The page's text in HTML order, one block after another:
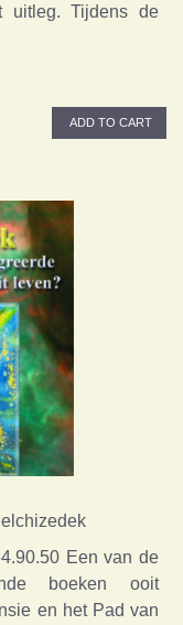
uitleg. Tijdens de
ADD TO CART
Een van de
boeken ooit
en het Pad van